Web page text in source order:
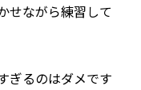
せながら練習して
ぎるのはダメです